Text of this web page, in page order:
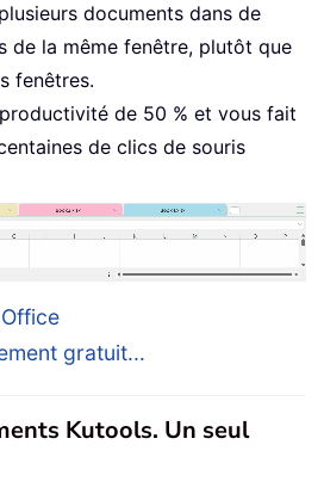
documents dans de
de la même fenêtre, plutôt que
fenêtres.
de 50 % et vous fait
de clics de souris
gratuit...
Kutools. Un seul